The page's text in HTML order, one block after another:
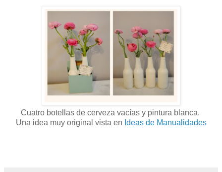
Cuatro botellas de cerveza vacías y pintura blanca.
Una idea muy original vista en Ideas de Manualidades